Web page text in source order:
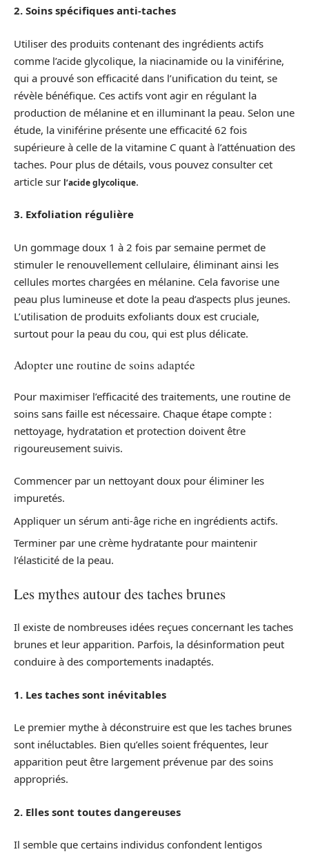
2. Soins spécifiques anti-taches
Utiliser des produits contenant des ingrédients actifs
comme l’acide glycolique, la niacinamide ou la viniférine,
qui a prouvé son efficacité dans l’unification du teint, se
révèle bénéfique. Ces actifs vont agir en régulant la
production de mélanine et en illuminant la peau. Selon une
étude, la viniférine présente une efficacité 62 fois
supérieure à celle de la vitamine C quant à l’atténuation des
taches. Pour plus de détails, vous pouvez consulter cet
article sur l’acide glycolique.
3. Exfoliation régulière
Un gommage doux 1 à 2 fois par semaine permet de
stimuler le renouvellement cellulaire, éliminant ainsi les
cellules mortes chargées en mélanine. Cela favorise une
peau plus lumineuse et dote la peau d’aspects plus jeunes.
L’utilisation de produits exfoliants doux est cruciale,
surtout pour la peau du cou, qui est plus délicate.
Adopter une routine de soins adaptée
Pour maximiser l’efficacité des traitements, une routine de
soins sans faille est nécessaire. Chaque étape compte :
nettoyage, hydratation et protection doivent être
rigoureusement suivis.
Commencer par un nettoyant doux pour éliminer les
impuretés.
Appliquer un sérum anti-âge riche en ingrédients actifs.
Terminer par une crème hydratante pour maintenir
l’élasticité de la peau.
Les mythes autour des taches brunes
Il existe de nombreuses idées reçues concernant les taches
brunes et leur apparition. Parfois, la désinformation peut
conduire à des comportements inadaptés.
1. Les taches sont inévitables
Le premier mythe à déconstruire est que les taches brunes
sont inéluctables. Bien qu’elles soient fréquentes, leur
apparition peut être largement prévenue par des soins
appropriés.
2. Elles sont toutes dangereuses
Il semble que certains individus confondent lentigos